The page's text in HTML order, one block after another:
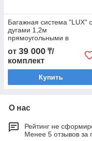
Багажная система "LUX" с
дугами 1,2м
прямоугольными в
пластике для а/м
Chevrolet Cruze
2011-... г.в.
от 39 000 ₸/
комплект
Купить
О нас
Рейтинг не
Менее 5 отзывов за